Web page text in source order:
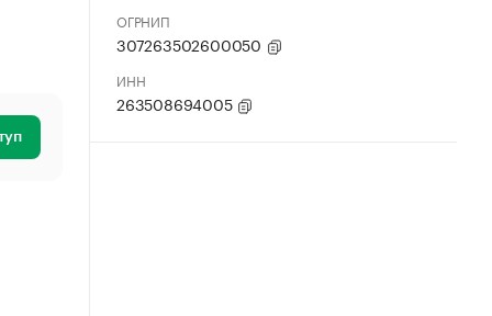
ОГРНИП
307263502600050
ИНН
263508694005